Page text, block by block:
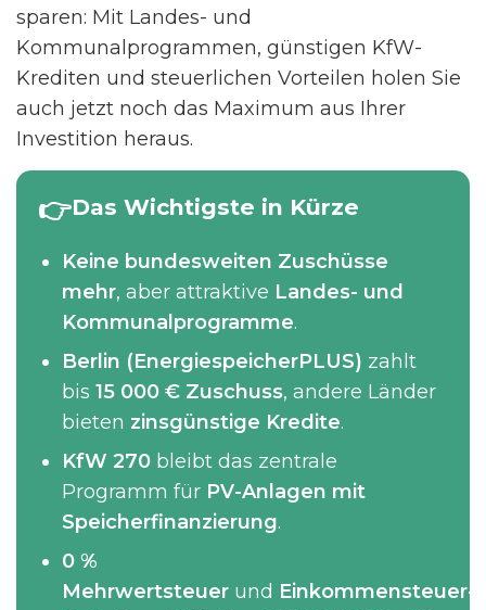
sparen: Mit Landes- und
Kommunalprogrammen, günstigen KfW-
Krediten und steuerlichen Vorteilen holen Sie
auch jetzt noch das Maximum aus Ihrer
Investition heraus.
Das Wichtigste in Kürze
Keine bundesweiten Zuschüsse
mehr, aber attraktive Landes- und
Kommunalprogramme.
Berlin (EnergiespeicherPLUS) zahlt
bis 15 000 € Zuschuss, andere Länder
bieten zinsgünstige Kredite.
KfW 270 bleibt das zentrale
Programm für PV-Anlagen mit
Speicherfinanzierung.
0 %
Mehrwertsteuer und Einkommensteuer-